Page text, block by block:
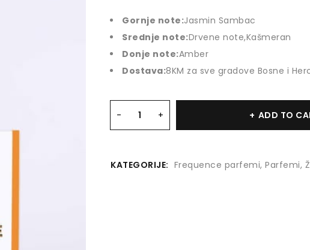
Gornje note:Jasmin Sambac
Srednje note:Drvene note,Kašmeran
Donje note:Amber
Dostava:8KM za sve gradove Bosne i
ADD TO
KATEGORIJE: Frequence parfemi, Parfemi,